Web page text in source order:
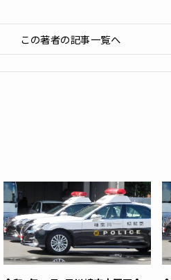
この著者の記事一覧へ